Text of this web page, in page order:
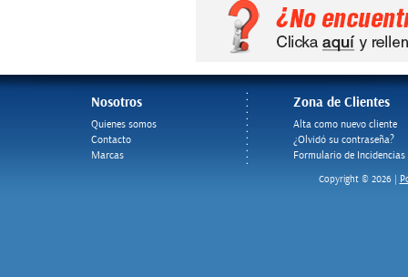
Nosotros
Quienes somos
Contacto
Marcas
Zona de Clientes
Alta como nuevo cliente
¿Olvidó su contraseña?
Formulario de Incidencias
Copyright © 2026 |